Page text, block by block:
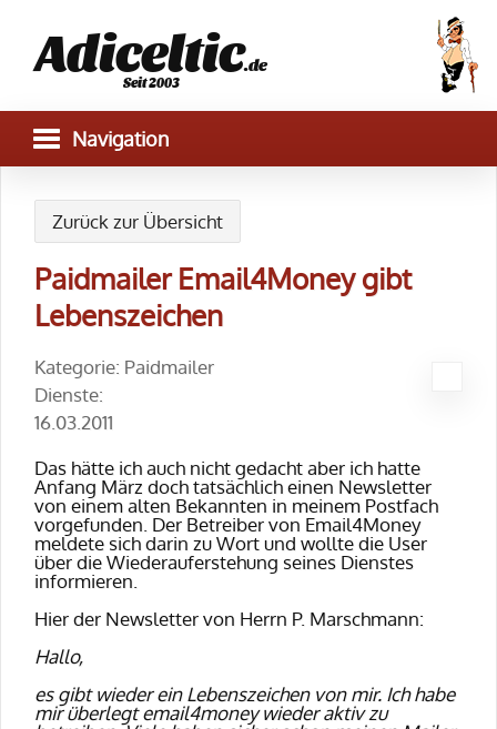
Adiceltic.de
Seit 2003
Zurück zur Übersicht
Paidmailer Email4Money gibt
Lebenszeichen
Kategorie: Paidmailer
Dienste:
16.03.2011
Das hätte ich auch nicht gedacht aber ich hatte
Anfang März doch tatsächlich einen Newsletter
von einem alten Bekannten in meinem Postfach
vorgefunden. Der Betreiber von Email4Money
meldete sich darin zu Wort und wollte die User
über die Wiederauferstehung seines Dienstes
informieren.
Hier der Newsletter von Herrn P. Marschmann:
Hallo,
es gibt wieder ein Lebenszeichen von mir. Ich habe
mir überlegt email4money wieder aktiv zu